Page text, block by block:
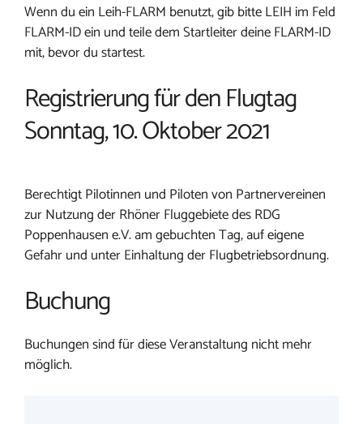
Wenn du ein Leih-FLARM benutzt, gib bitte LEIH im Feld
FLARM-ID ein und teile dem Startleiter deine FLARM-ID
mit, bevor du startest.
Registrierung für den Flugtag
Sonntag, 10. Oktober 2021
Berechtigt Pilotinnen und Piloten von Partnervereinen
zur Nutzung der Rhöner Fluggebiete des RDG
Poppenhausen e.V. am gebuchten Tag, auf eigene
Gefahr und unter Einhaltung der Flugbetriebsordnung.
Buchung
Buchungen sind für diese Veranstaltung nicht mehr
möglich.